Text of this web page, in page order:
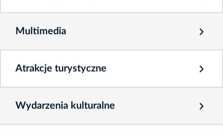
Multimedia
Atrakcje turystyczne
Wydarzenia kulturalne